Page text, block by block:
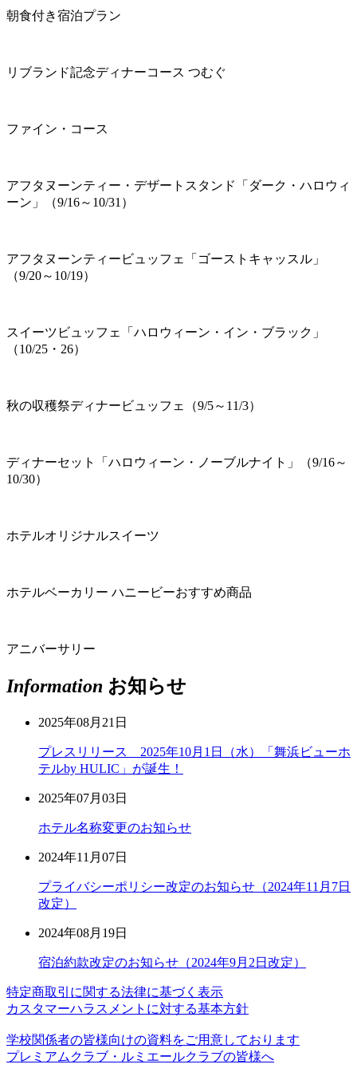
朝食付き宿泊プラン
リブランド記念ディナーコース つむぐ
ファイン・コース
アフタヌーンティー・デザートスタンド「ダーク・ハロウィ
ーン」（9/16～10/31）
アフタヌーンティービュッフェ「ゴーストキャッスル」
（9/20～10/19）
スイーツビュッフェ「ハロウィーン・イン・ブラック」
（10/25・26）
秋の収穫祭ディナービュッフェ（9/5～11/3）
ディナーセット「ハロウィーン・ノーブルナイト」（9/16～
10/30）
ホテルオリジナルスイーツ
ホテルベーカリー ハニービーおすすめ商品
アニバーサリー
Information お知らせ
2025年08月21日
プレスリリース 2025年10月1日（水）「舞浜ビューホ
テルby HULIC」が誕生！
2025年07月03日
ホテル名称変更のお知らせ
2024年11月07日
プライバシーポリシー改定のお知らせ（2024年11月7日
改定）
2024年08月19日
宿泊約款改定のお知らせ（2024年9月2日改定）
特定商取引に関する法律に基づく表示
カスタマーハラスメントに対する基本方針
学校関係者の皆様向けの資料をご用意しております
プレミアムクラブ・ルミエールクラブの皆様へ